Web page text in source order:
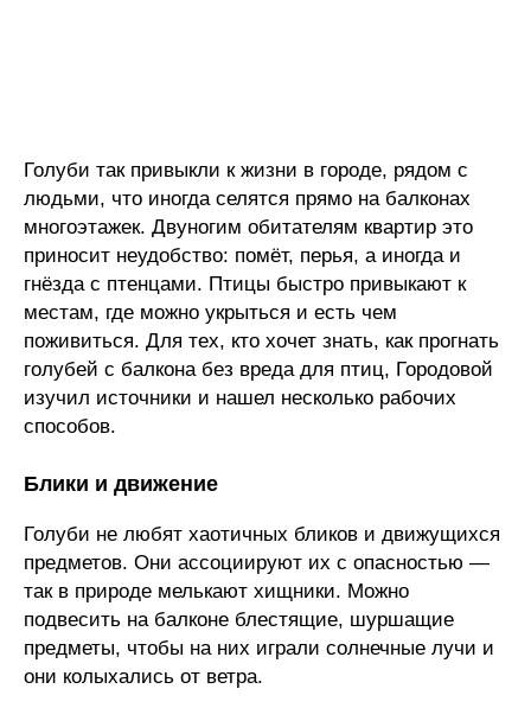
Голуби так привыкли к жизни в городе, рядом с
людьми, что иногда селятся прямо на балконах
многоэтажек. Двуногим обитателям квартир это
приносит неудобство: помёт, перья, а иногда и
гнёзда с птенцами. Птицы быстро привыкают к
местам, где можно укрыться и есть чем
поживиться. Для тех, кто хочет знать, как прогнать
голубей с балкона без вреда для птиц, Городовой
изучил источники и нашел несколько рабочих
способов.
Блики и движение
Голуби не любят хаотичных бликов и движущихся
предметов. Они ассоциируют их с опасностью —
так в природе мелькают хищники. Можно
подвесить на балконе блестящие, шуршащие
предметы, чтобы на них играли солнечные лучи и
они колыхались от ветра.